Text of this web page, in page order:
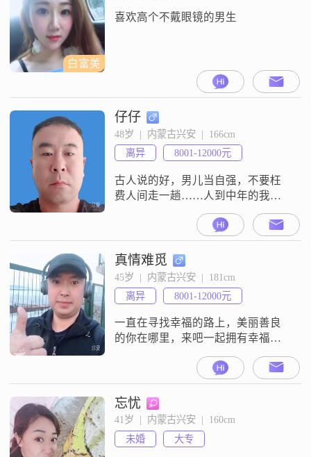
有自己的独立住房，不吸烟少酒，
白富美
喜欢高个不戴眼镜的男生
仔仔
48岁  |  内蒙古兴安  |  166cm
离异
8001-12000元
古人说的好，男儿当自强，不要枉
费人间走一趟……人到中年的我，
有一个十七岁的女儿，工作在党政
机关，珍爱网上寻觅一位品行端
正，心地善良的优秀女士，携手人
生，互敬互爱，相互帮助，共同进
步，教育孩子，孝敬父母……
真情难觅
45岁  |  内蒙古兴安  |  181cm
离异
8001-12000元
一直在寻找幸福的路上，美丽善良
的你在哪里，来吧一起拥有幸福的
忘忧
41岁  |  内蒙古兴安  |  160cm
未婚
大专